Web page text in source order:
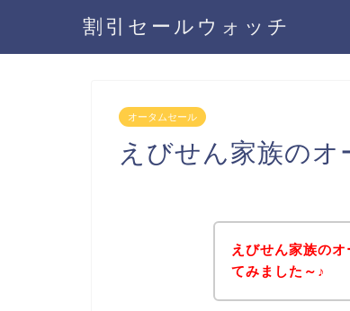
割引セールウォッチ
オータムセール
えびせん家族の
えびせん家族の
てみました～♪